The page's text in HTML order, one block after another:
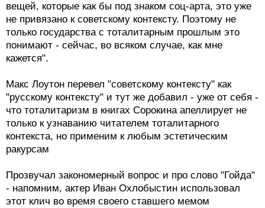
вещей, которые как бы под знаком соц-арта, это уже
не привязано к советскому контексту. Поэтому не
только государства с тоталитарным прошлым это
понимают - сейчас, во всяком случае, как мне
кажется".
Макс Лоутон перевел "советскому контексту" как
"русскому контексту" и тут же добавил - уже от себя -
что тоталитаризм в книгах Сорокина апеллирует не
только к узнаванию читателем тоталитарного
контекста, но применим к любым эстетическим
ракурсам
Прозвучал закономерный вопрос и про слово "Гойда"
- напомним, актер Иван Охлобыстин использовал
этот клич во время своего ставшего мемом